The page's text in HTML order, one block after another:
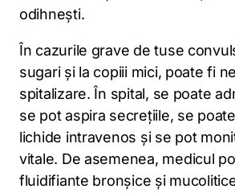
odihnești.
În cazurile grave de tuse
sugari și la copiii mici, poate fi
spitalizare. În spital, se poate
se pot aspira secrețiile, se
lichide intravenos și se pot
vitale. De asemenea, medicul
fluidifiante bronşice şi